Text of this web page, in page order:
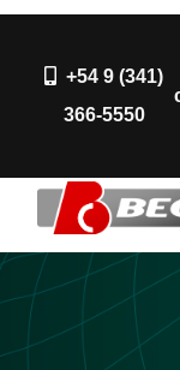
Skip
+54 9 (341)
366-5550